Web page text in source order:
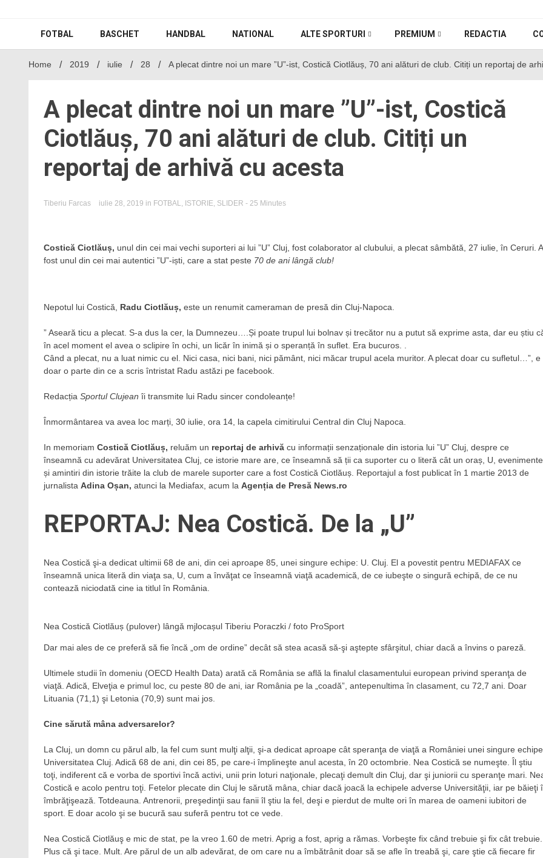
FOTBAL BASCHET HANDBAL NATIONAL ALTE SPORTURI PREMIUM REDACTIA
Home 2019 iulie 28 A plecat dintre noi un mare ”U”-ist, Costică Ciotlăuș, 70 ani alături de club. Citiți un reportaj de
A plecat dintre noi un mare ”U”-ist, Costică
Ciotlăuș, 70 ani alături de club. Citiți un
reportaj de arhivă cu acesta
Tiberiu Farcas iulie 28, 2019 in FOTBAL, ISTORIE, SLIDER - 25 Minutes
Costică Ciotlăuș, unul din cei mai vechi suporteri ai lui ”U” Cluj, fost colaborator al clubului, a plecat sâmbătă, 27 iulie, în Ceruri. A
fost unul din cei mai autentici ”U”-iști, care a stat peste 70 de ani lângă club!
Nepotul lui Costică, Radu Ciotlăuș, este un renumit cameraman de presă din Cluj-Napoca.
” Aseară ticu a plecat. S-a dus la cer, la Dumnezeu….Și poate trupul lui bolnav și trecător nu a putut să exprime asta, dar eu știu
în acel moment el avea o sclipire în ochi, un licăr în inimă și o speranță în suflet. Era bucuros. .
Când a plecat, nu a luat nimic cu el. Nici casa, nici bani, nici pământ, nici măcar trupul acela muritor. A plecat doar cu sufletul…”, e
doar o parte din ce a scris întristat Radu astăzi pe facebook.
Redacția Sportul Clujean îi transmite lui Radu sincer condoleanțe!
Înmormântarea va avea loc marți, 30 iulie, ora 14, la capela cimitirului Central din Cluj Napoca.
In memoriam Costică Ciotlăuș, reluăm un reportaj de arhivă cu informații senzaționale din istoria lui ”U” Cluj, despre ce
înseamnă cu adevărat Universitatea Cluj, ce istorie mare are, ce înseamnă să ții ca suporter cu o literă cât un oraș, U, evenimente
și amintiri din istorie trăite la club de marele suporter care a fost Costică Ciotlăuș. Reportajul a fost publicat în 1 martie 2013 de
jurnalista Adina Oșan, atunci la Mediafax, acum la Agenția de Presă News.ro
REPORTAJ: Nea Costică. De la „U”
Nea Costică şi-a dedicat ultimii 68 de ani, din cei aproape 85, unei singure echipe: U. Cluj. El a povestit pentru MEDIAFAX ce
înseamnă unica literă din viaţa sa, U, cum a învăţat ce înseamnă viaţă academică, de ce iubeşte o singură echipă, de ce nu
contează niciodată cine ia titlul în România.
Nea Costică Ciotlăuș (pulover) lângă mjlocașul Tiberiu Poraczki / foto ProSport
Dar mai ales de ce preferă să fie încă „om de ordine” decât să stea acasă să-şi aştepte sfârşitul, chiar dacă a învins o pareză.
Ultimele studii în domeniu (OECD Health Data) arată că România se află la finalul clasamentului european privind speranţa de
viaţă. Adică, Elveţia e primul loc, cu peste 80 de ani, iar România pe la „coadă”, antepenultima în clasament, cu 72,7 ani. Doar
Lituania (71,1) şi Letonia (70,9) sunt mai jos.
Cine sărută mâna adversarelor?
La Cluj, un domn cu părul alb, la fel cum sunt mulţi alţii, şi-a dedicat aproape cât speranţa de viaţă a României unei singure
Universitatea Cluj. Adică 68 de ani, din cei 85, pe care-i împlineşte anul acesta, în 20 octombrie. Nea Costică se numeşte. Îl ştiu
toţi, indiferent că e vorba de sportivi încă activi, unii prin loturi naţionale, plecaţi demult din Cluj, dar şi juniorii cu speranţe mari.
Costică e acolo pentru toţi. Fetelor plecate din Cluj le sărută mâna, chiar dacă joacă la echipele adverse Universităţii, iar pe băieţi
îmbrăţişează. Totdeauna. Antrenorii, preşedinţii sau fanii îl ştiu la fel, deşi e pierdut de multe ori în marea de oameni iubitori de
sport. E doar acolo şi se bucură sau suferă pentru tot ce vede.
Nea Costică Ciotlăuş e mic de stat, pe la vreo 1.60 de metri. Aprig a fost, aprig a rămas. Vorbeşte fix când trebuie şi fix cât trebuie.
Plus că şi tace. Mult. Are părul de un alb adevărat, de om care nu a îmbătrânit doar să se afle în treabă şi, care ştie că fiecare fir